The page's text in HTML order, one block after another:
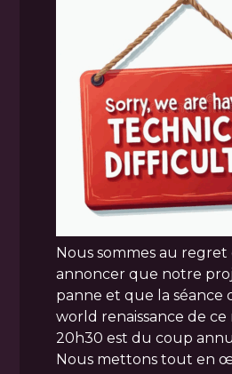
Nous sommes au regret
annoncer que notre
panne et que la séance
world renaissance de ce
20h30 est du coup
Nous mettons tout en